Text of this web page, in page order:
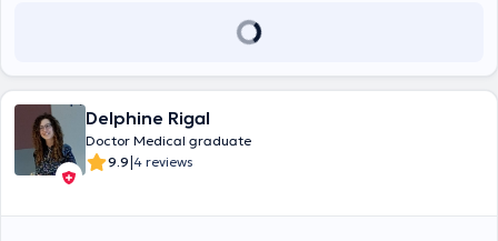
clean practice and does not hesitate to warn his patients about the
Delphine Rigal
Doctor Medical graduate
9.9|4 reviews